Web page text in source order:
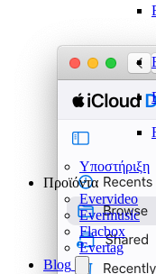
Υποστήριξη
Προϊόντα
Evervideo
Evermusic
Flacbox
Evertag
Blog